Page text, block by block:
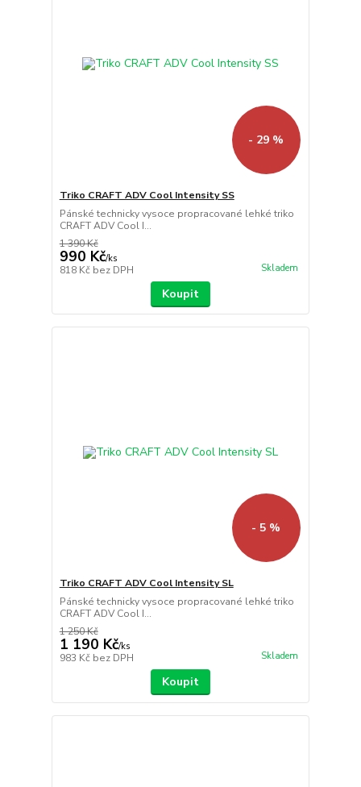
- 29 %
Triko CRAFT ADV Cool Intensity SS
Pánské technicky vysoce propracované lehké triko
CRAFT ADV Cool I...
1 390 Kč
990 Kč/ks
818 Kč bez DPH Skladem
Koupit
- 5 %
Triko CRAFT ADV Cool Intensity SL
Pánské technicky vysoce propracované lehké triko
CRAFT ADV Cool I...
1 250 Kč
1 190 Kč/ks
983 Kč bez DPH Skladem
Koupit